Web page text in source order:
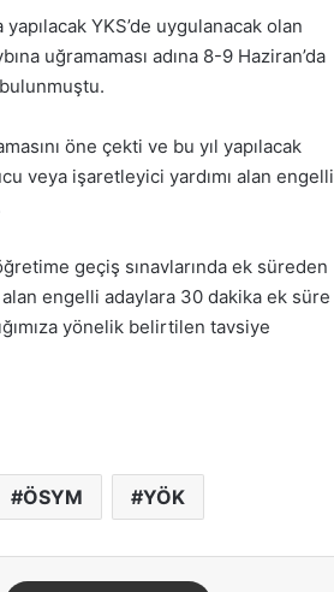
YKS’de uygulanacak olan
uğramaması adına 8-9 Haziran’da
bulunmuştu.
öne çekti ve bu yıl yapılacak
veya işaretleyici yardımı alan engelli
geçiş sınavlarında ek süreden
engelli adaylara 30 dakika ek süre
yönelik belirtilen tavsiye
ÖSYM YÖK